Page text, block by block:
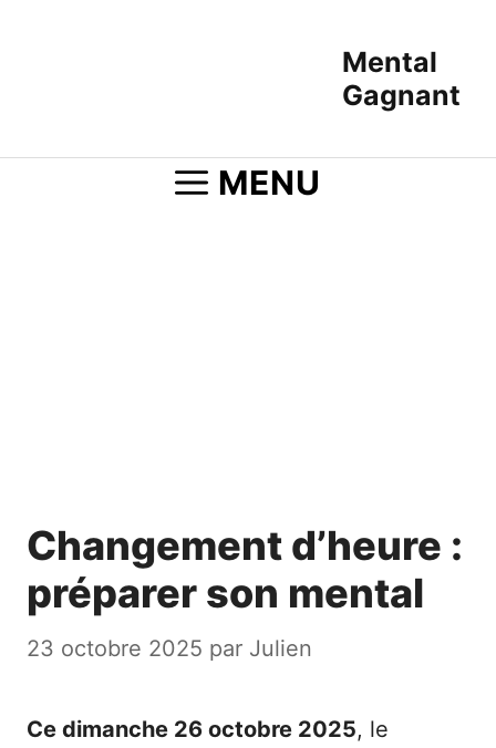
Mental
Gagnant
MENU
Changement d’heure :
préparer son mental
23 octobre 2025 par Julien
Ce dimanche 26 octobre 2025, le